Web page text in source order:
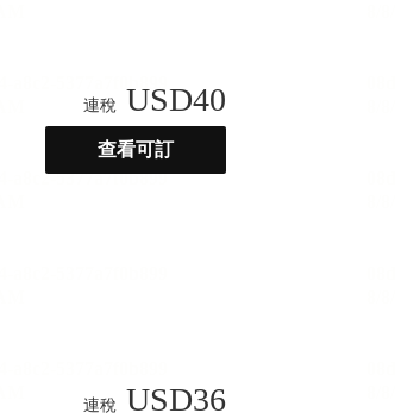
連稅 USD40
查看可訂
連稅 USD36